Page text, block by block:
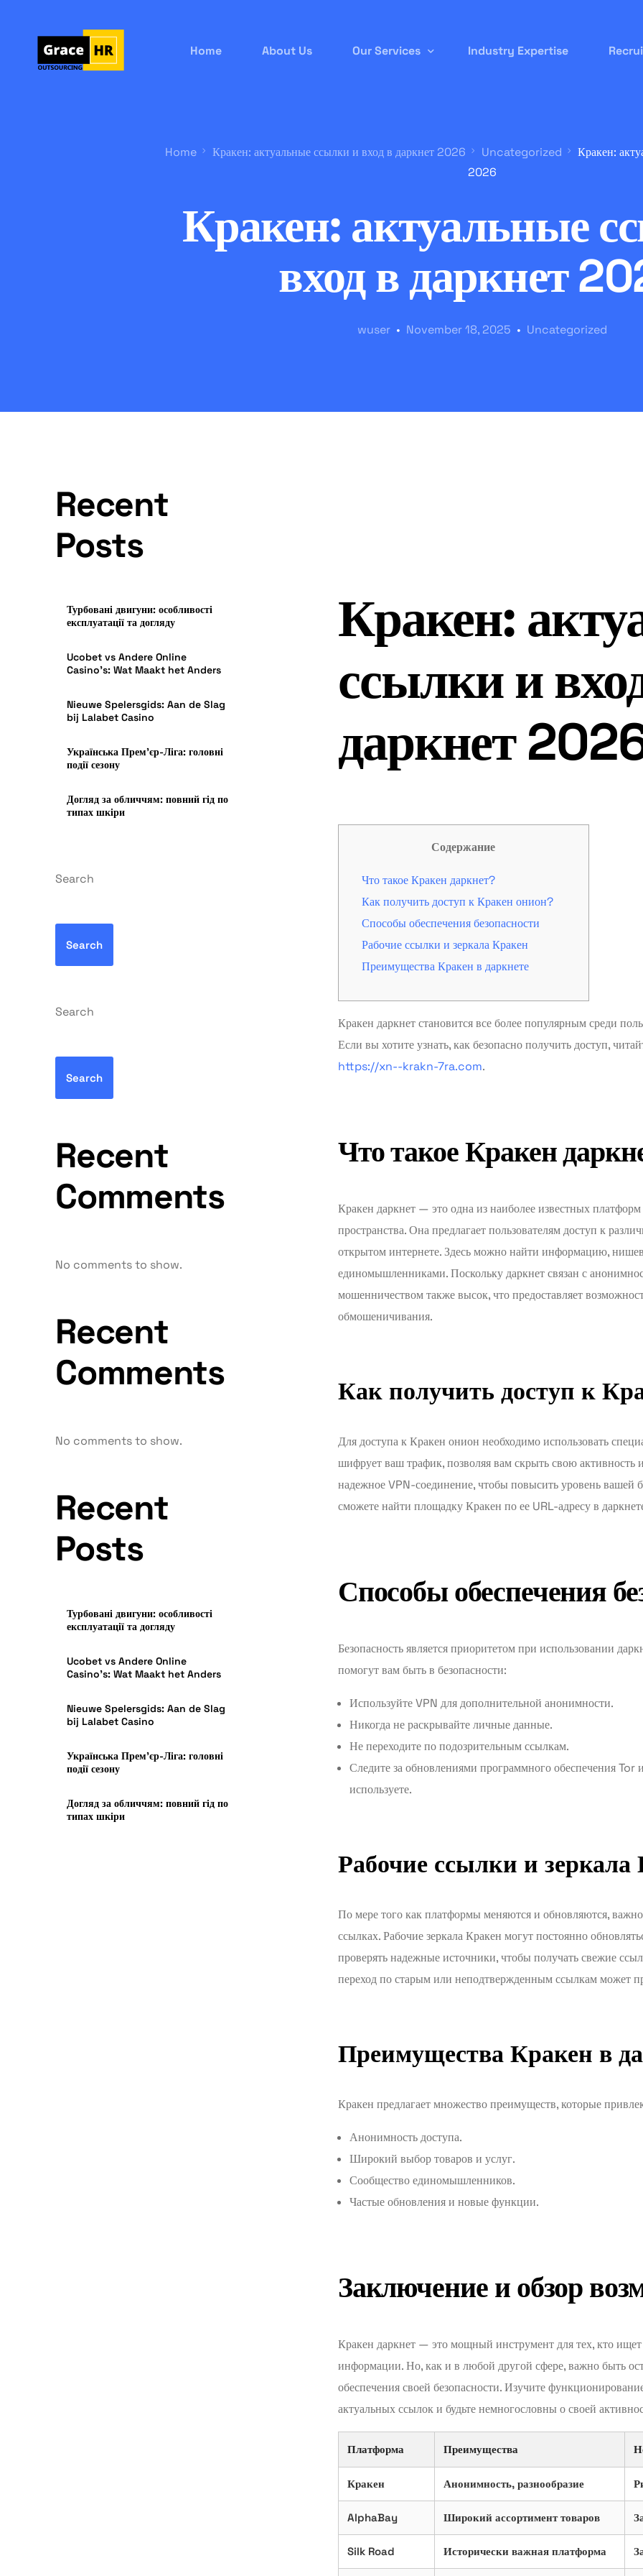
Home About Us Our Services
International/Overseas Recruitment
Industry Expertise
Home Кракен: актуальные ссылки и вход в даркнет 2026 Uncategorized
Кракен:
2026
Кракен: актуальные
вход в даркнет
wuser November 18, 2025 Uncategorized
Кракен:
ссылки и
даркнет
Содержание
Что такое Кракен даркнет?
Как получить доступ к Кракен онион?
Способы обеспечения безопасности
Рабочие ссылки и зеркала Кракен
Преимущества Кракен в даркнете
Кракен даркнет становится все более популярным среди
Если вы хотите узнать, как безопасно получить доступ,
https://xn--krakn-7ra.com.
Что такое Кракен
Кракен даркнет — это одна из наиболее известных
пространства. Она предлагает пользователям доступ к
открытом интернете. Здесь можно найти информацию,
единомышленниками. Поскольку даркнет связан с
мошенничеством также высок, что предоставляет
обмошеничивания.
Как получить доступ к
Для доступа к Кракен онион необходимо использовать
шифрует ваш трафик, позволяя вам скрыть свою активность
надежное VPN-соединение, чтобы повысить уровень вашей
сможете найти площадку Кракен по ее URL-адресу в
Способы обеспечения
Безопасность является приоритетом при использовании
помогут вам быть в безопасности:
Используйте VPN для дополнительной анонимности.
Никогда не раскрывайте личные данные.
Не переходите по подозрительным ссылкам.
Следите за обновлениями программного обеспечения Tor
используете.
Рабочие ссылки и зеркала
По мере того как платформы меняются и обновляются,
ссылках. Рабочие зеркала Кракен могут постоянно
проверять надежные источники, чтобы получать свежие
переход по старым или неподтвержденным ссылкам может
Преимущества Кракен в
Кракен предлагает множество преимуществ, которые
Анонимность доступа.
Широкий выбор товаров и услуг.
Сообщество единомышленников.
Частые обновления и новые функции.
Заключение и обзор
Кракен даркнет — это мощный инструмент для тех, кто
информации. Но, как и в любой другой сфере, важно быть
обеспечения своей безопасности. Изучите
актуальных ссылок и будьте немногословны о своей
Платформа Преимущества
Кракен Анонимность, разнообразие
AlphaBay Широкий ассортимент товаров
Silk Road Исторически важная платформа
Recent
Posts
Турбовані двигуни: особливості
експлуатації та догляду
Ucobet vs Andere Online
Casino’s: Wat Maakt het Anders
Nieuwe Spelersgids: Aan de Slag
bij Lalabet Casino
Українська Прем’єр-Ліга: головні
події сезону
Догляд за обличчям: повний гід по
типах шкіри
Search
Search
Search
Search
Recent
Comments
No comments to show.
Recent
Comments
No comments to show.
Recent
Posts
Турбовані двигуни: особливості
експлуатації та догляду
Ucobet vs Andere Online
Casino’s: Wat Maakt het Anders
Nieuwe Spelersgids: Aan de Slag
bij Lalabet Casino
Українська Прем’єр-Ліга: головні
події сезону
Догляд за обличчям: повний гід по
типах шкіри